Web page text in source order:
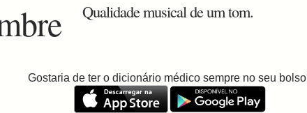
Qualidade musical de um tom.
Gostaria de ter o dicionário médico sempre no seu